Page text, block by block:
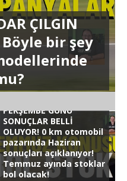
ÇILGIN
Böyle bir şey
PERŞEMBE GÜNÜ
SONUÇLAR BELLİ
OLUYOR! 0 km otomobil
pazarında Haziran
sonuçları açıklanıyor!
Temmuz ayında stoklar
bol olacak!